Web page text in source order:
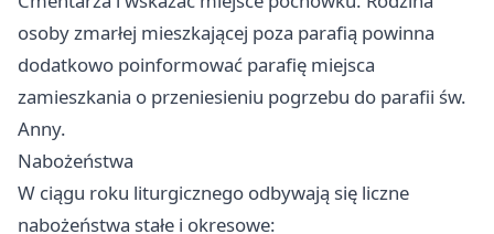
osoby zmarłej mieszkającej poza parafią powinna
dodatkowo poinformować parafię miejsca
zamieszkania o przeniesieniu pogrzebu do parafii św.
Anny.
Nabożeństwa
W ciągu roku liturgicznego odbywają się liczne
nabożeństwa stałe i okresowe: